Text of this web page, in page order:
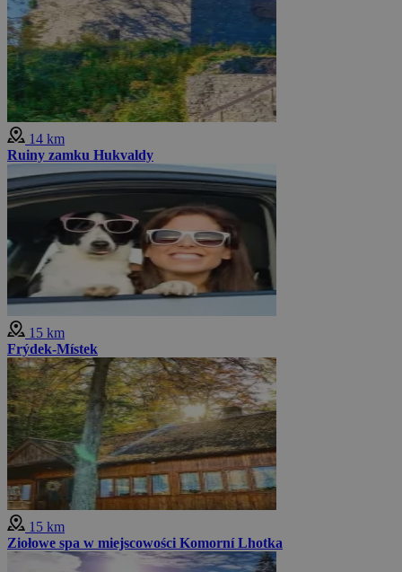
14 km
Ruiny zamku Hukvaldy
15 km
Frýdek-Místek
15 km
Ziołowe spa w miejscowości Komorní Lhotka